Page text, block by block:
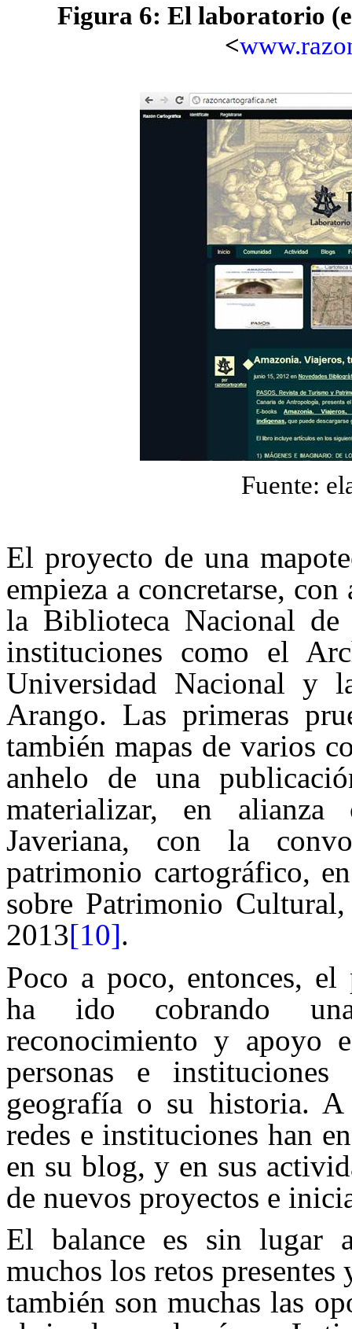
Figura 6: El laboratorio
<
Fuente:
El proyecto de una
empieza a concretarse,
la Biblioteca Nacional
instituciones como el
Universidad Nacional y
Arango. Las primeras
también mapas de varios
anhelo de una
materializar, en
Javeriana, con la
patrimonio cartográfico,
sobre Patrimonio
2013[10].
Poco a poco, entonces,
ha ido cobrando
reconocimiento y apoyo
personas e
geografía o su historia.
redes e instituciones han
en su blog, y en sus
de nuevos proyectos e
El balance es sin lugar
muchos los retos
también son muchas las